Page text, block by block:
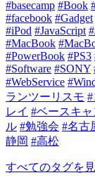
#basecamp #Book
#facebook #Gadget
#iPod #JavaScript
#MacBook
#PowerBook #PS3
#Software #SONY
#WebService
ランツーリスモ
レイ #ベースキ
ル #勉強会 #名古
静岡 #高松
すべてのタグを